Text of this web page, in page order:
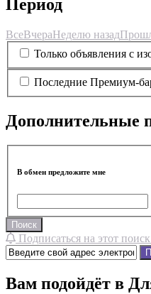
Период
ВсеВчераНеделю назад
Только объявления с
Последние Премиум-
Дополнительные
В обмен предложите мне
Поиск
Подписаться на этот поиск
Вам подойдёт в